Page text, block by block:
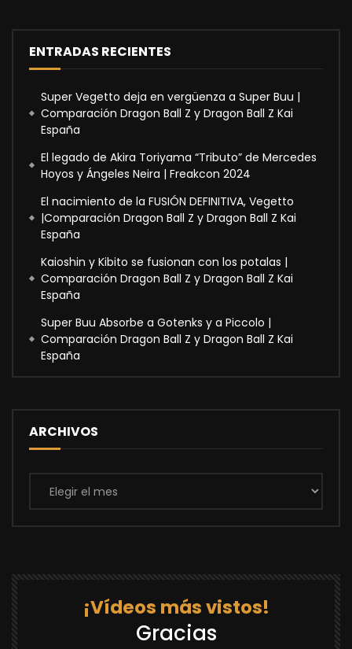
ENTRADAS RECIENTES
Super Vegetto deja en vergüenza a Super Buu |
Comparación Dragon Ball Z y Dragon Ball Z Kai
España
El legado de Akira Toriyama “Tributo” de Mercedes
Hoyos y Ángeles Neira | Freakcon 2024
El nacimiento de la FUSIÓN DEFINITIVA, Vegetto
|Comparación Dragon Ball Z y Dragon Ball Z Kai
España
Kaioshin y Kibito se fusionan con los potalas |
Comparación Dragon Ball Z y Dragon Ball Z Kai
España
Super Buu Absorbe a Gotenks y a Piccolo |
Comparación Dragon Ball Z y Dragon Ball Z Kai
España
ARCHIVOS
Archivos
¡Vídeos más vistos!
Gracias